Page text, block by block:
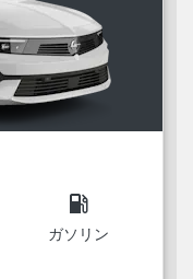
local_gas_station
ガソリン